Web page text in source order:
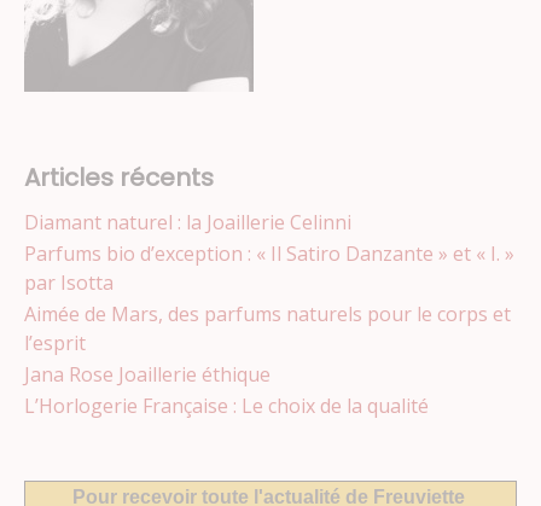
Articles récents
Diamant naturel : la Joaillerie Celinni
Parfums bio d’exception : « Il Satiro Danzante » et « I. »
par Isotta
Aimée de Mars, des parfums naturels pour le corps et
l’esprit
Jana Rose Joaillerie éthique
L’Horlogerie Française : Le choix de la qualité